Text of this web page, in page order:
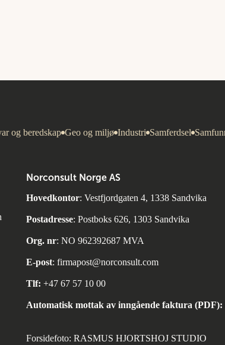
og beredskap Geo og miljø Industri Samferdsel
Norconsult Norge AS
Hovedkontor: Vestfjordgaten 4, 1338 Sandvika
Postadresse: Postboks 626, 1303 Sandvika
Org. nr: NO 962392687 MVA
E-post: firmapost@norconsult.com
Tlf: +47 67 57 10 00
Automatisk mottak av inngående faktura (PDF):
Forsidefoto: RASMUS HJORTSHOJ STUDIO